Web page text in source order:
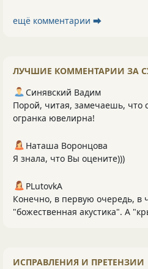
ещё комментарии ⮕
ЛУЧШИЕ КОММЕНТАРИИ ЗА
Синявский Вадим
Порой, читая, замечаешь, что
огранка ювелирна!
Наташа Воронцова
Я знала, что Вы оцените)))
PLutоvkА
Конечно, в первую очередь, в
"божественная акустика". А
ИСПРАВЛЕНИЯ И ПРЕТЕНЗИИ